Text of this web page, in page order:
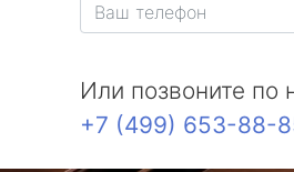
Или позвоните по
+7 (499) 653-88-